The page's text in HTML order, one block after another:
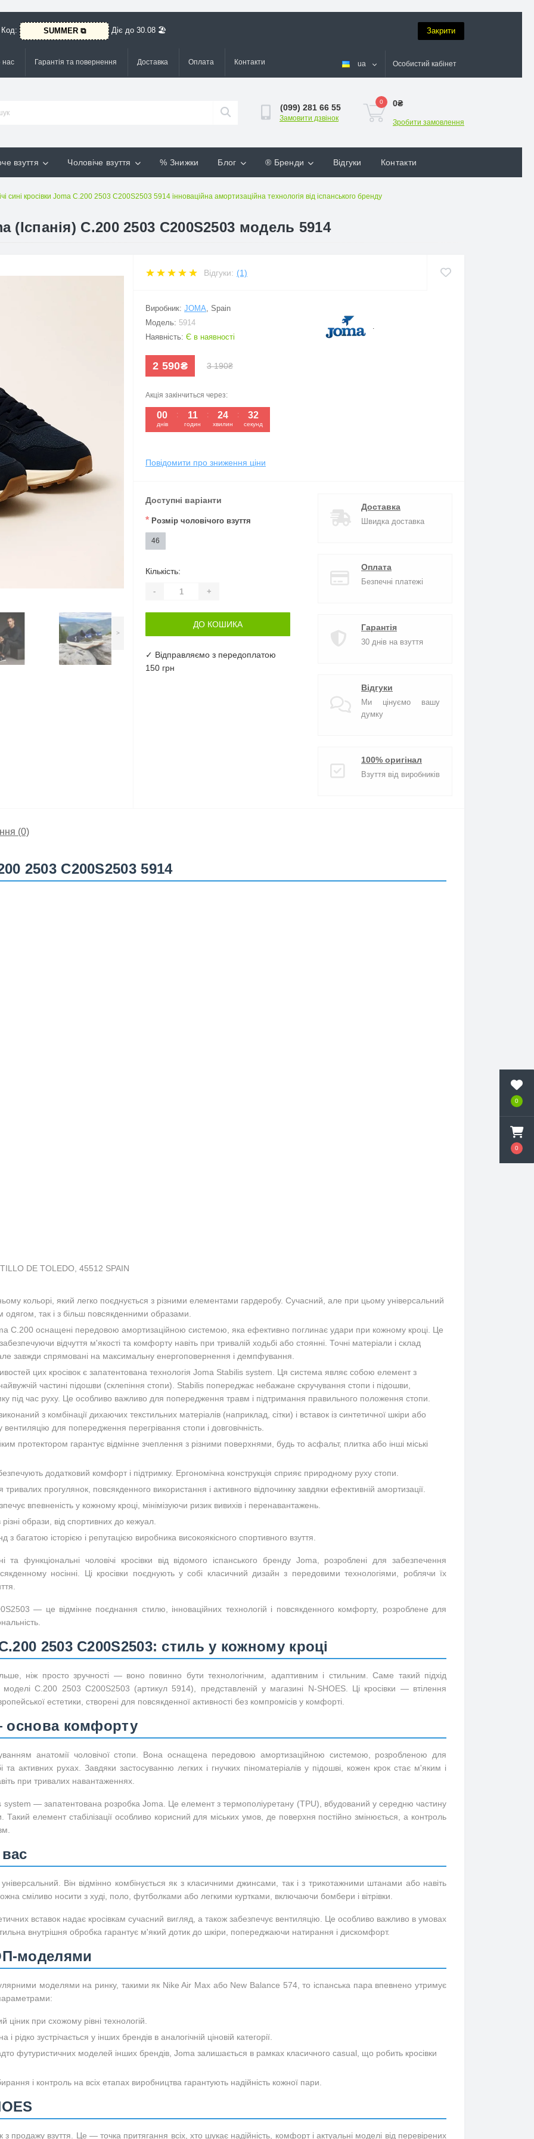
0
0
SUMMER ⧉ Діє до 30.08 🏖️ Закрити
нас Гарантія та повернення Доставка Оплата Контакти ua Особистий кабінет
(099) 281 66 55
Замовити дзвінок
0 0₴
Зробити замовлення
взуття Чоловіче взуття % Знижки Блог ® Бренди Відгуки Контакти
сині кросівки Joma C.200 2503 C200S2503 5914 інноваційна амортизаційна технологія від іспанського бренду
(Іспанія) C.200 2503 C200S2503 модель 5914
>
Відгуки: (1)
Виробник: JOMA, Spain
Модель: 5914
Наявність: Є в наявності
2 590₴ 3 190₴
Акція закінчиться через:
00
днів
: 11
годин
: 24
хвилин
: 31
секунд
Повідомити про зниження ціни
.
Доступні варіанти
* Розмір чоловічого взуття
46
Кількість:
- +
ДО КОШИКА
✓ Відправляємо з передоплатою
150 грн
Доставка
Швидка доставка
Оплата
Безпечні платежі
Гарантія
30 днів на взуття
Відгуки
Ми цінуємо вашу
думку
100% оригінал
Взуття від виробників
(0)
2503 C200S2503 5914
DE TOLEDO, 45512 SPAIN
кольорі, який легко поєднується з різними елементами гардеробу. Сучасний, але при цьому універсальний
одягом, так і з більш повсякденними образами.
C.200 оснащені передовою амортизаційною системою, яка ефективно поглинає удари при кожному кроці. Це
відчуття м'якості та комфорту навіть при тривалій ходьбі або стоянні. Точні матеріали і склад
завжди спрямовані на максимальну енергоповернення і демпфування.
цих кросівок є запатентована технологія Joma Stabilis system. Ця система являє собою елемент з
частині підошви (склепіння стопи). Stabilis попереджає небажане скручування стопи і підошви,
під час руху. Це особливо важливо для попередження травм і підтримання правильного положення стопи.
з комбінації дихаючих текстильних матеріалів (наприклад, сітки) і вставок із синтетичної шкіри або
для попередження перегрівання стопи і довговічність.
протектором гарантує відмінне зчеплення з різними поверхнями, будь то асфальт, плитка або інші міські
додатковий комфорт і підтримку. Ергономічна конструкція сприяє природному руху стопи.
прогулянок, повсякденного використання і активного відпочинку завдяки ефективній амортизації.
впевненість у кожному кроці, мінімізуючи ризик вивихів і перенавантажень.
образи, від спортивних до кежуал.
багатою історією і репутацією виробника високоякісного спортивного взуття.
чоловічі кросівки від відомого іспанського бренду Joma, розроблені для забезпечення
носінні. Ці кросівки поєднують у собі класичний дизайн з передовими технологіями, роблячи їх
— це відмінне поєднання стилю, інноваційних технологій і повсякденного комфорту, розроблене для
2503 C200S2503: стиль у кожному кроці
ніж просто зручності — воно повинно бути технологічним, адаптивним і стильним. Саме такий підхід
C.200 2503 C200S2503 (артикул 5914), представленій у магазині N-SHOES. Ці кросівки — втілення
естетики, створені для повсякденної активності без компромісів у комфорті.
основа комфорту
анатомії чоловічої стопи. Вона оснащена передовою амортизаційною системою, розробленою для
активних рухах. Завдяки застосуванню легких і гнучких піноматеріалів у підошві, кожен крок стає м'яким і
при тривалих навантаженнях.
system — запатентована розробка Joma. Це елемент з термополіуретану (TPU), вбудований у середню частину
елемент стабілізації особливо корисний для міських умов, де поверхня постійно змінюється, а контроль
Він відмінно комбінується як з класичними джинсами, так і з трикотажними штанами або навіть
сміливо носити з худі, поло, футболками або легкими куртками, включаючи бомбери і вітрівки.
вставок надає кросівкам сучасний вигляд, а також забезпечує вентиляцію. Це особливо важливо в умовах
внутрішня обробка гарантує м'який дотик до шкіри, попереджаючи натирання і дискомфорт.
моделями
моделями на ринку, такими як Nike Air Max або New Balance 574, то іспанська пара впевнено утримує
при схожому рівні технологій.
рідко зустрічається у інших брендів в аналогічній ціновій категорії.
футуристичних моделей інших брендів, Joma залишається в рамках класичного casual, що робить кросівки
і контроль на всіх етапах виробництва гарантують надійність кожної пари.
взуття. Це — точка притягання всіх, хто шукає надійність, комфорт і актуальні моделі від перевірених